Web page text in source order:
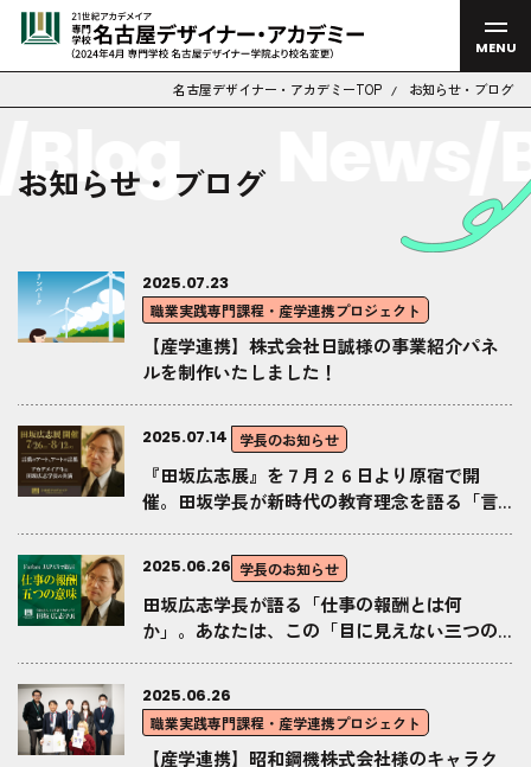
MENU
名古屋デザイナー・アカデミーTOP お知らせ・ブログ
News/
お知らせ・ブログ
2025.07.23
職業実践専門課程・産学連携プロジェクト
【産学連携】株式会社日誠様の事業紹介パネ
ルを制作いたしました！
2025.07.14 学長のお知らせ
『田坂広志展』を７月２６日より原宿で開
催。田坂学長が新時代の教育理念を語る「言
作品に田坂学長が散文詩で応える「返歌メッ
セージ」
2025.06.26 学長のお知らせ
田坂広志学長が語る「仕事の報酬とは何
か」。あなたは、この「目に見えない三つの
2025.06.26
職業実践専門課程・産学連携プロジェクト
【産学連携】昭和鋼機株式会社様のキャラク